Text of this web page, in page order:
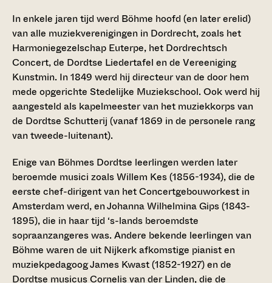
In enkele jaren tijd werd Böhme hoofd (en later erelid)
van alle muziekverenigingen in Dordrecht, zoals het
Harmoniegezelschap Euterpe, het Dordrechtsch
Concert, de Dordtse Liedertafel en de Vereeniging
Kunstmin. In 1849 werd hij directeur van de door hem
mede opgerichte Stedelijke Muziekschool. Ook werd hij
aangesteld als kapelmeester van het muziekkorps van
de Dordtse Schutterij (vanaf 1869 in de personele rang
van tweede-luitenant).
Enige van Böhmes Dordtse leerlingen werden later
beroemde musici zoals Willem Kes (1856-1934), die de
eerste chef-dirigent van het Concertgebouworkest in
Amsterdam werd, en Johanna Wilhelmina Gips (1843-
1895), die in haar tijd ‘s-lands beroemdste
sopraanzangeres was. Andere bekende leerlingen van
Böhme waren de uit Nijkerk afkomstige pianist en
muziekpedagoog James Kwast (1852-1927) en de
Dordtse musicus Cornelis van der Linden, die de